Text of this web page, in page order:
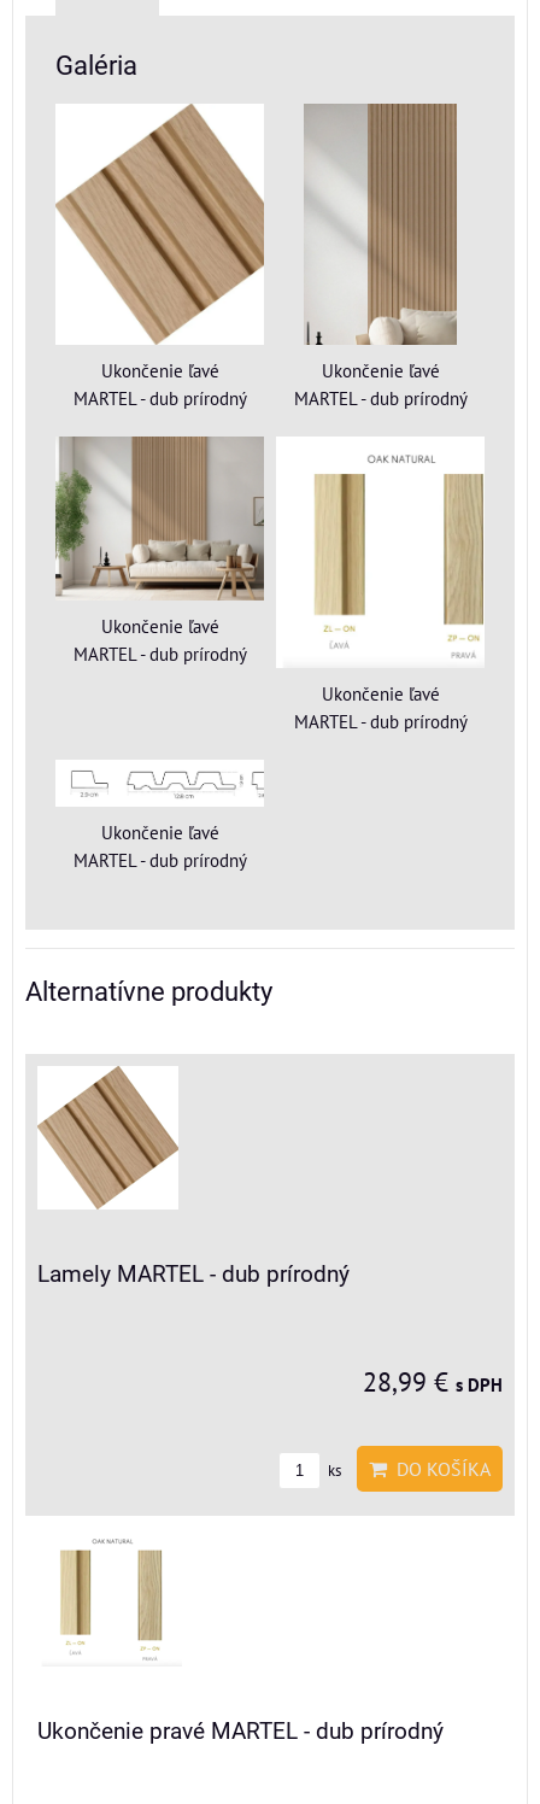
Galéria
Ukončenie ľavé
MARTEL - dub prírodný
Ukončenie ľavé
MARTEL - dub prírodný
Ukončenie ľavé
MARTEL - dub prírodný
Ukončenie ľavé
MARTEL - dub prírodný
Ukončenie ľavé
MARTEL - dub prírodný
Alternatívne produkty
Lamely MARTEL - dub prírodný
28,99 € s DPH
ks DO KOŠÍKA
Ukončenie pravé MARTEL - dub prírodný